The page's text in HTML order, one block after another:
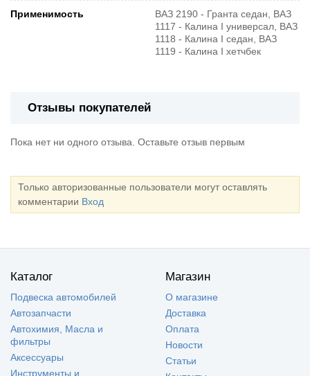
Применимость
ВАЗ 2190 - Гранта седан, ВАЗ
1117 - Калина I универсал, ВАЗ
1118 - Калина I седан, ВАЗ
1119 - Калина I хетчбек
Отзывы покупателей
Пока нет ни одного отзыва. Оставьте отзыв первым
Только авторизованные пользователи могут оставлять
комментарии Вход
Каталог
Подвеска автомобилей
Автозапчасти
Автохимия, Масла и
фильтры
Аксессуары
Инструменты и
Магазин
О магазине
Доставка
Оплата
Новости
Статьи